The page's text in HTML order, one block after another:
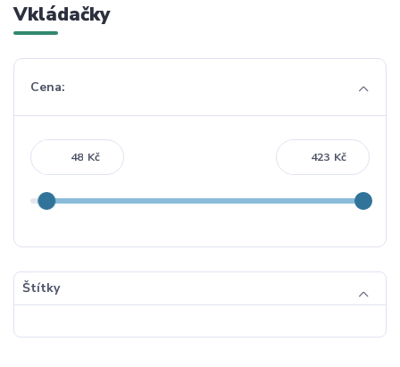
Vkládačky
Cena:
Kč Kč
Štítky